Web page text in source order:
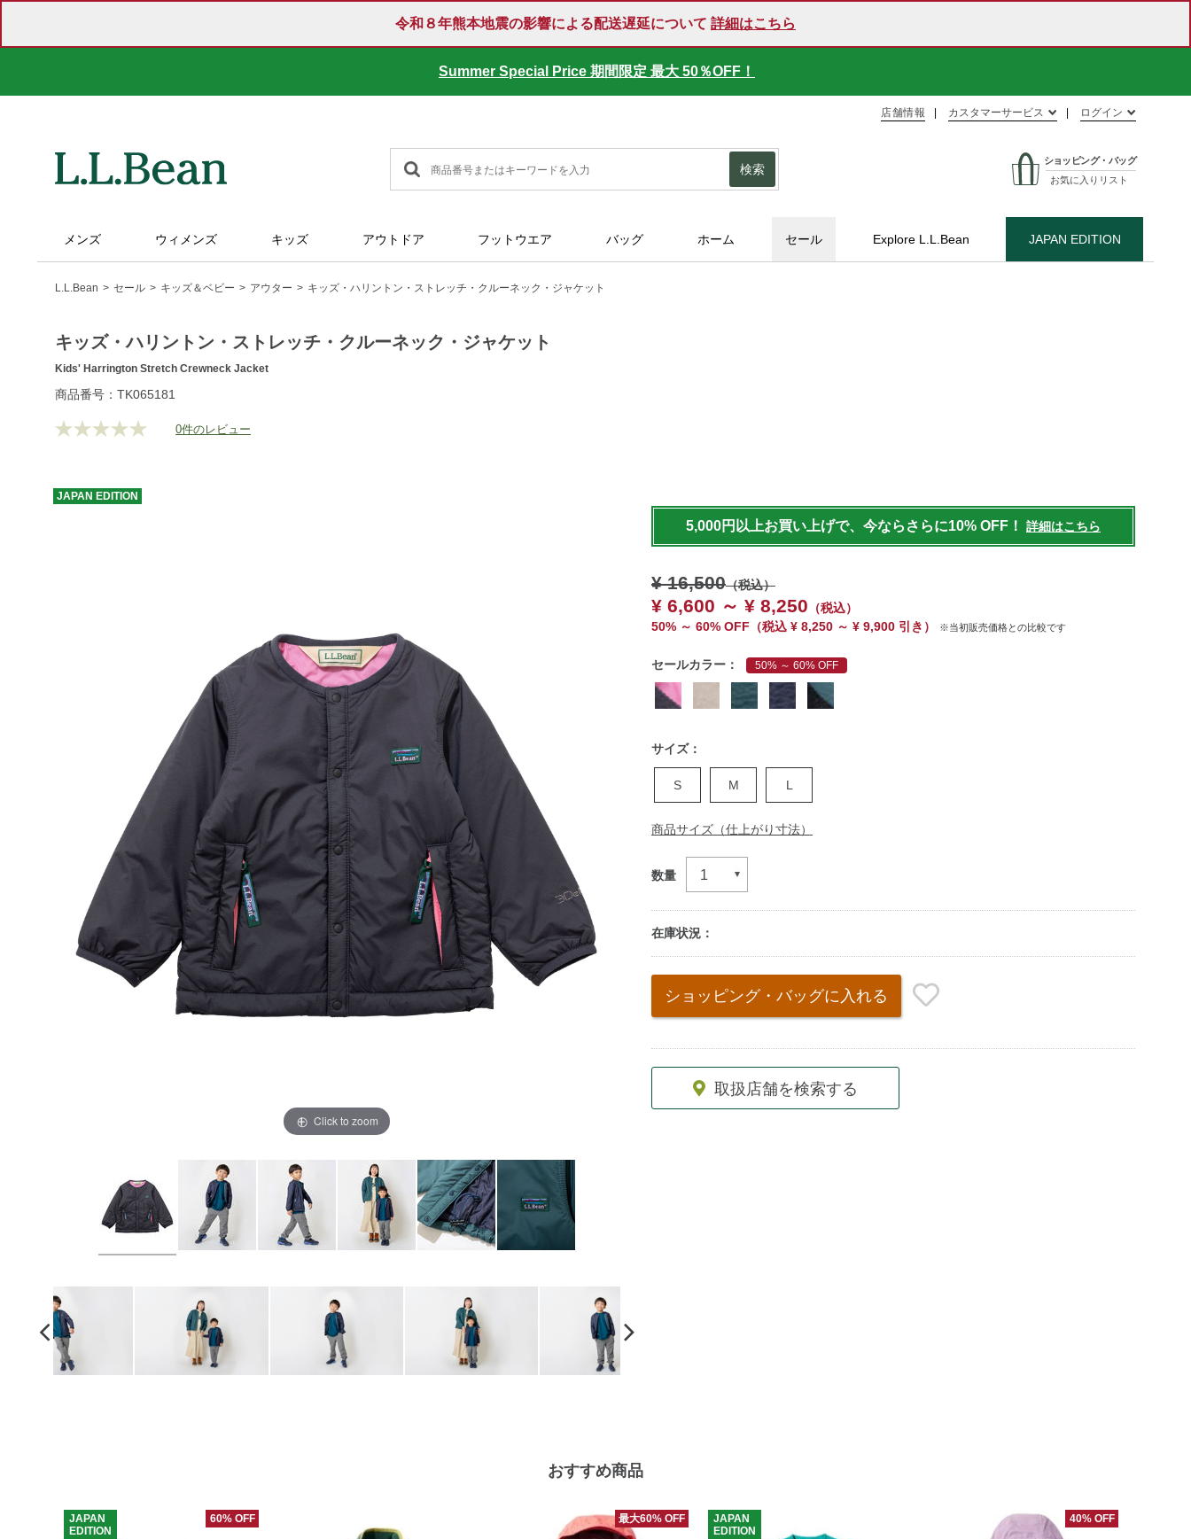
令和８年熊本地震の影響による配送遅延について 詳細はこちら
Summer Special Price 期間限定 最大 50％OFF！
SUMMER SALE 好評開催中！
店舗情報 カスタマーサービス ログイン
検索
ショッピング・バッグ
お気に入りリスト
メンズ ウィメンズ キッズ アウトドア フットウエア バッグ ホーム セール Explore L.L.Bean JAPAN EDITION
L.L.Bean セール キッズ＆ベビー アウター キッズ・ハリントン・ストレッチ・クルーネック・ジャケット
キッズ・ハリントン・ストレッチ・クルーネック・ジャケット
Kids' Harrington Stretch Crewneck Jacket
https://www.llbean.co.jp/kids/kids-
商品番号：TK065181
評
0件のレビュー
Click to zoom
JAPAN EDITION
5,000円以上お買い上げで、今ならさらに10% OFF！ 詳細はこちら
¥ 16,500（税込）
¥ 6,600 ～ ¥ 8,250 （税込）
50% ～ 60% OFF （税込 ¥ 8,250 ～ ¥ 9,900 引き） ※当初販売価格との比較です
セールカラー： 50% ～ 60% OFF
サイズ：
S M L
商品サイズ（仕上がり寸法）
数量
在庫状況：
cart
options
ショッピング・バッグに入れる
取扱店舗を検索する
おすすめ商品
JAPAN
EDITION
60% OFF 最大60% OFF
JAPAN
EDITION
40% OFF